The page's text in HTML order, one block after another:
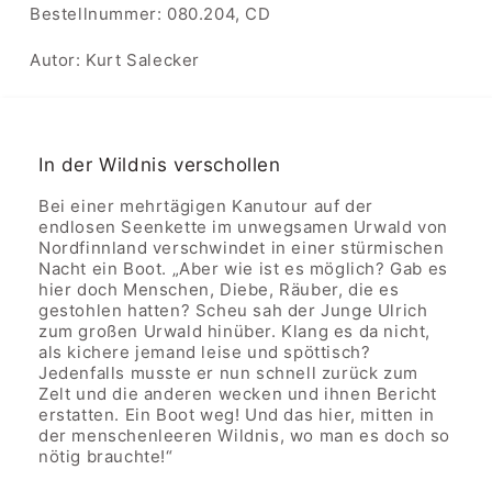
Wildnis
Wildnis
SKU:
Bestellnummer: 080.204, CD
Autor: Kurt Salecker
In der Wildnis verschollen
Bei einer mehrtägigen Kanutour auf der
endlosen Seenkette im unwegsamen Urwald von
Nordfinnland verschwindet in einer stürmischen
Nacht ein Boot. „Aber wie ist es möglich? Gab es
hier doch Menschen, Diebe, Räuber, die es
gestohlen hatten? Scheu sah der Junge Ulrich
zum großen Urwald hinüber. Klang es da nicht,
als kichere jemand leise und spöttisch?
Jedenfalls musste er nun schnell zurück zum
Zelt und die anderen wecken und ihnen Bericht
erstatten. Ein Boot weg! Und das hier, mitten in
der menschenleeren Wildnis, wo man es doch so
nötig brauchte!“